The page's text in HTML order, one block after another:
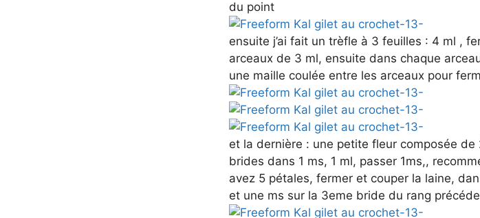
du point
ensuite j’ai fait un trèfle à 3 feuilles : 4 ml ,
arceaux de 3 ml, ensuite dans chaque
une maille coulée entre les arceaux pour
et la dernière : une petite fleur composée
brides dans 1 ms, 1 ml, passer 1ms,,
avez 5 pétales, fermer et couper la laine,
et une ms sur la 3eme bride du rang